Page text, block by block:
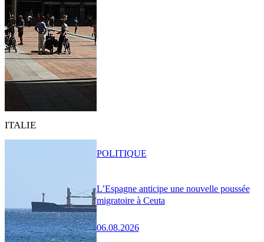
ITALIE
L’Espagne anticipe une nouvelle poussée
migratoire à Ceuta
06.08.2026
POLITIQUE